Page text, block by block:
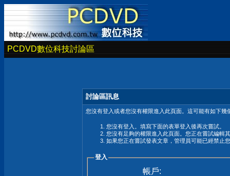
PCDVD數位科技討論區
討論區訊息
您沒有登入或者您沒有權限進入此頁面。這可能有如下幾
您沒有登入。填寫下面的表單登入後再次嘗試。
您沒有足夠的權限進入此頁面。您正在嘗試編輯
如果您正在嘗試發表文章，管理員可能已經禁止
登入
帳戶: